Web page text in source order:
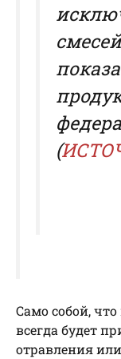
(
Само собой,
всегда будет
отравления